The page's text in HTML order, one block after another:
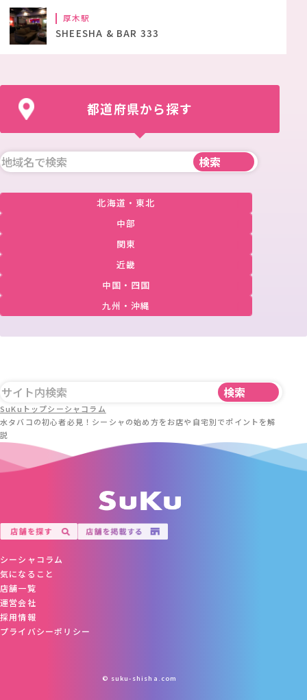
厚木駅
SHEESHA & BAR 333
都道府県から探す
北海道・東北
中部
関東
近畿
中国・四国
九州・沖縄
SuKuトップシーシャコラム
水タバコの初心者必見！シーシャの始め方をお店や自宅別でポイントを解
説
シーシャコラム
気になること
店舗一覧
運営会社
採用情報
プライバシーポリシー
© suku-shisha.com